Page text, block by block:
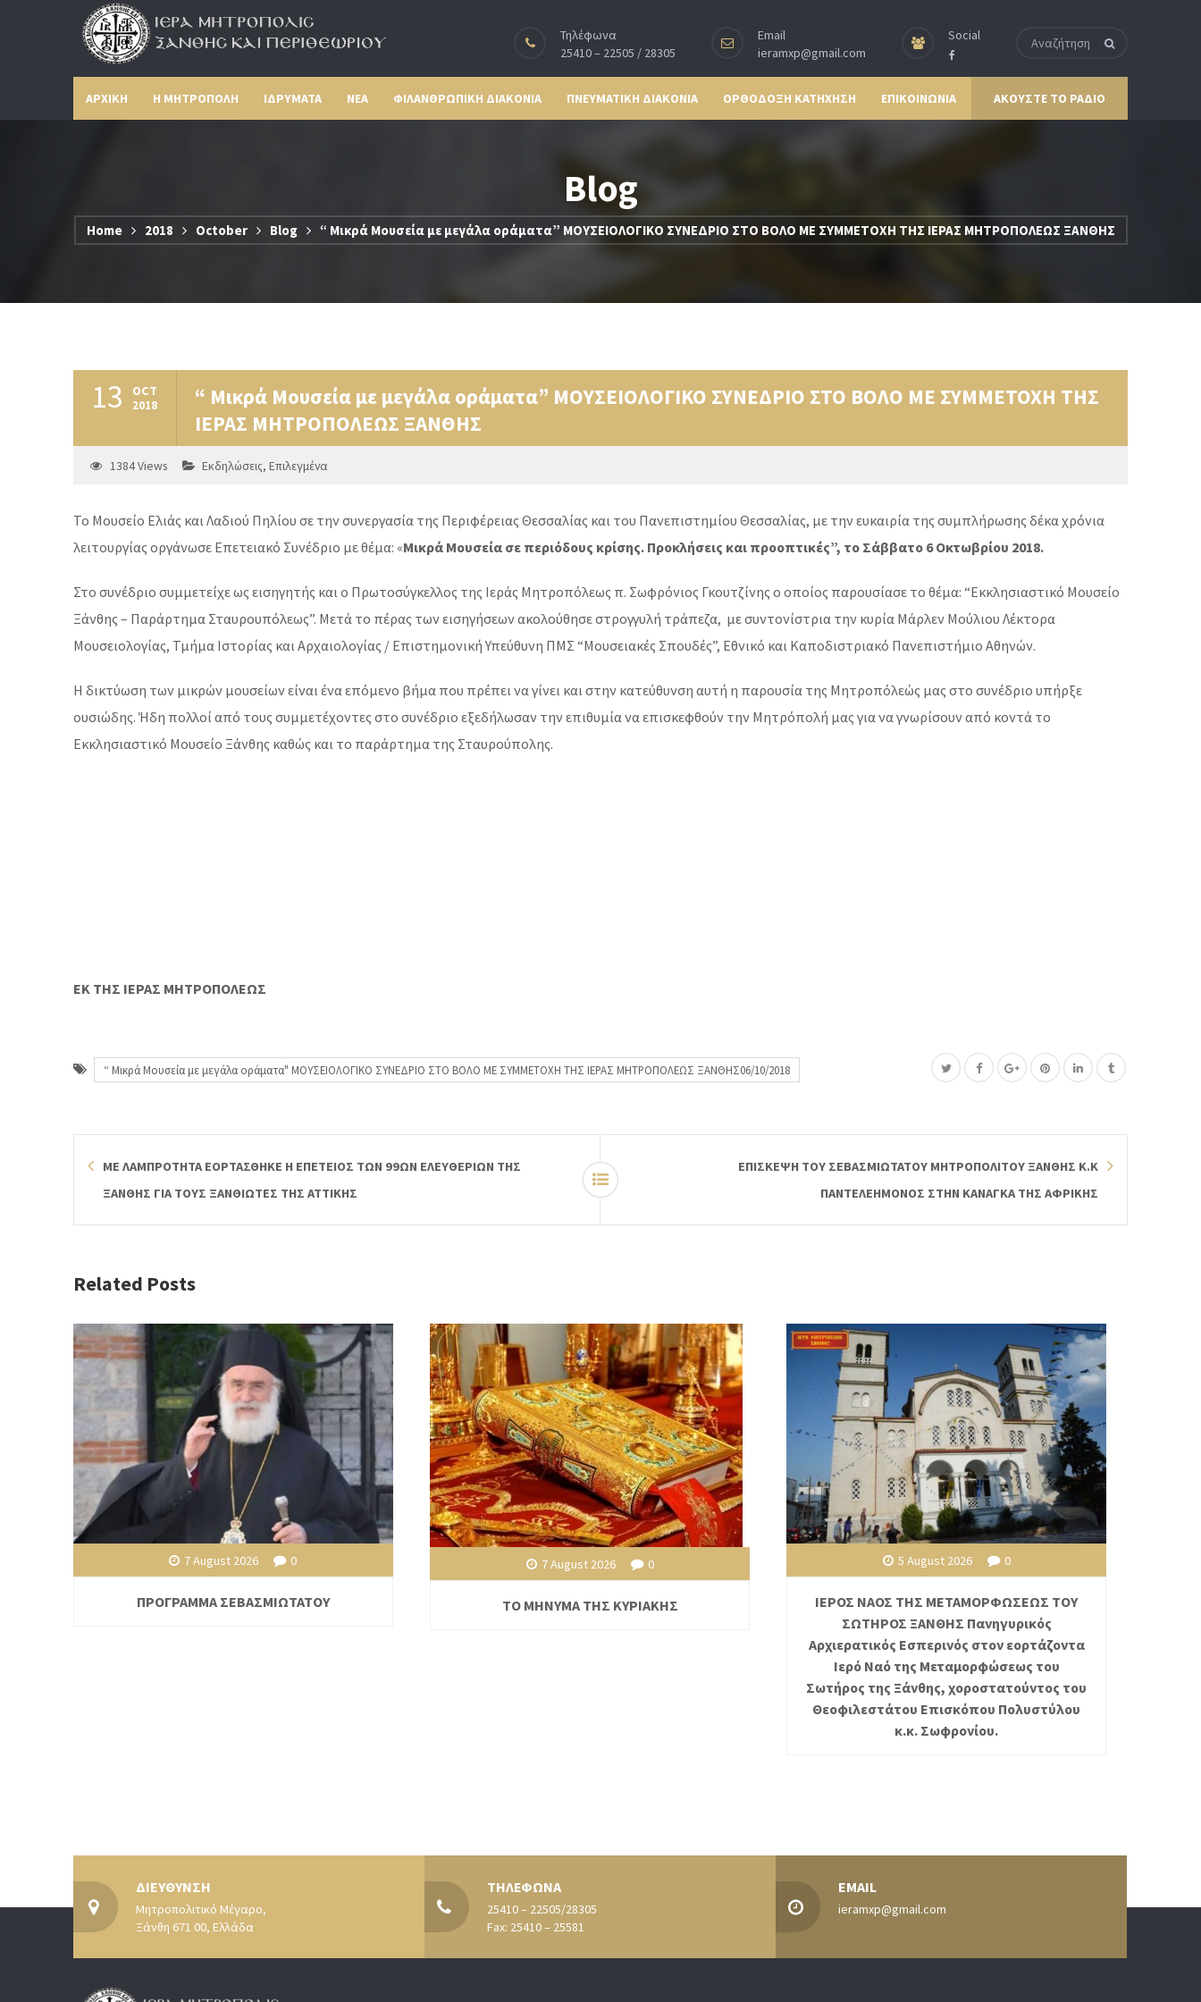
Τηλέφωνα
25410 – 22505 / 28305
Email
ieramxp@gmail.com
Social
ΑΡΧΙΚΗ Η ΜΗΤΡΟΠΟΛΗ ΙΔΡΥΜΑΤΑ ΝΕΑ ΦΙΛΑΝΘΡΩΠΙΚΗ ΔΙΑΚΟΝΙΑ ΠΝΕΥΜΑΤΙΚΗ ΔΙΑΚΟΝΙΑ ΟΡΘΟΔΟΞΗ ΚΑΤΗΧΗΣΗ ΕΠΙΚΟΙΝΩΝΙΑ ΑΚΟΥΣΤΕ ΤΟ ΡΑΔΙΟ
Blog
Home 2018 October Blog “ Μικρά Μουσεία με μεγάλα οράματα” ΜΟΥΣΕΙΟΛΟΓΙΚΟ ΣΥΝΕΔΡΙΟ ΣΤΟ ΒΟΛΟ ΜΕ ΣΥΜΜΕΤΟΧΗ ΤΗΣ ΙΕΡΑΣ ΜΗΤΡΟΠΟΛΕΩΣ ΞΑΝΘΗΣ
13 OCT
2018
“ Μικρά Μουσεία με μεγάλα οράματα” ΜΟΥΣΕΙΟΛΟΓΙΚΟ ΣΥΝΕΔΡΙΟ ΣΤΟ ΒΟΛΟ ΜΕ ΣΥΜΜΕΤΟΧΗ ΤΗΣ
ΙΕΡΑΣ ΜΗΤΡΟΠΟΛΕΩΣ ΞΑΝΘΗΣ
1384Views Εκδηλώσεις, Επιλεγμένα
Το Μουσείο Ελιάς και Λαδιού Πηλίου σε την συνεργασία της Περιφέρειας Θεσσαλίας και του Πανεπιστημίου Θεσσαλίας, με την ευκαιρία της συμπλήρωσης δέκα χρόνια
λειτουργίας οργάνωσε Επετειακό Συνέδριο με θέμα: «Μικρά Μουσεία σε περιόδους κρίσης. Προκλήσεις και προοπτικές”, το Σάββατο 6 Οκτωβρίου 2018.
Στο συνέδριο συμμετείχε ως εισηγητής και ο Πρωτοσύγκελλος της Ιεράς Μητροπόλεως π. Σωφρόνιος Γκουτζίνης ο οποίος παρουσίασε το θέμα: “Εκκλησιαστικό Μουσείο
Ξάνθης – Παράρτημα Σταυρουπόλεως”. Μετά το πέρας των εισηγήσεων ακολούθησε στρογγυλή τράπεζα, με συντονίστρια την κυρία Μάρλεν Μούλιου Λέκτορα
Μουσειολογίας, Τμήμα Ιστορίας και Αρχαιολογίας / Επιστημονική Υπεύθυνη ΠΜΣ “Μουσειακές Σπουδές”, Εθνικό και Καποδιστριακό Πανεπιστήμιο Αθηνών.
Η δικτύωση των μικρών μουσείων είναι ένα επόμενο βήμα που πρέπει να γίνει και στην κατεύθυνση αυτή η παρουσία της Μητροπόλεώς μας στο συνέδριο υπήρξε
ουσιώδης. Ήδη πολλοί από τους συμμετέχοντες στο συνέδριο εξεδήλωσαν την επιθυμία να επισκεφθούν την Μητρόπολή μας για να γνωρίσουν από κοντά το
Εκκλησιαστικό Μουσείο Ξάνθης καθώς και το παράρτημα της Σταυρούπολης.
ΕΚ ΤΗΣ ΙΕΡΑΣ ΜΗΤΡΟΠΟΛΕΩΣ
“ Μικρά Μουσεία με μεγάλα οράματα" ΜΟΥΣΕΙΟΛΟΓΙΚΟ ΣΥΝΕΔΡΙΟ ΣΤΟ ΒΟΛΟ ΜΕ ΣΥΜΜΕΤΟΧΗ ΤΗΣ ΙΕΡΑΣ ΜΗΤΡΟΠΟΛΕΩΣ ΞΑΝΘΗΣ06/10/2018
ΜΕ ΛΑΜΠΡΟΤΗΤΑ ΕΟΡΤΑΣΘΗΚΕ Η ΕΠΕΤΕΙΟΣ ΤΩΝ 99ΩΝ ΕΛΕΥΘΕΡΙΩΝ ΤΗΣ
ΞΑΝΘΗΣ ΓΙΑ ΤΟΥΣ ΞΑΝΘΙΩΤΕΣ ΤΗΣ ΑΤΤΙΚΗΣ
ΕΠΙΣΚΕΨΗ ΤΟΥ ΣΕΒΑΣΜΙΩΤΑΤΟΥ ΜΗΤΡΟΠΟΛΙΤΟΥ ΞΑΝΘΗΣ Κ.Κ
ΠΑΝΤΕΛΕΗΜΟΝΟΣ ΣΤΗΝ ΚΑΝΑΓΚΑ ΤΗΣ ΑΦΡΙΚΗΣ
Related Posts
7 August 2026 0
ΠΡΟΓΡΑΜΜΑ ΣΕΒΑΣΜΙΩΤΑΤΟΥ
7 August 2026 0
ΤΟ ΜΗΝΥΜΑ ΤΗΣ ΚΥΡΙΑΚΗΣ
5 August 2026 0
ΙΕΡΟΣ ΝΑΟΣ ΤΗΣ ΜΕΤΑΜΟΡΦΩΣΕΩΣ ΤΟΥ
ΣΩΤΗΡΟΣ ΞΑΝΘΗΣ Πανηγυρικός
Αρχιερατικός Εσπερινός στον εορτάζοντα
Ιερό Ναό της Μεταμορφώσεως του
Σωτήρος της Ξάνθης, χοροστατούντος του
Θεοφιλεστάτου Επισκόπου Πολυστύλου
κ.κ. Σωφρονίου.
ΔΙΕΥΘΥΝΣΗ
Μητροπολιτικό Μέγαρο,
Ξάνθη 671 00, Ελλάδα
ΤΗΛΕΦΩΝΑ
25410 – 22505/28305
Fax: 25410 – 25581
EMAIL
ieramxp@gmail.com